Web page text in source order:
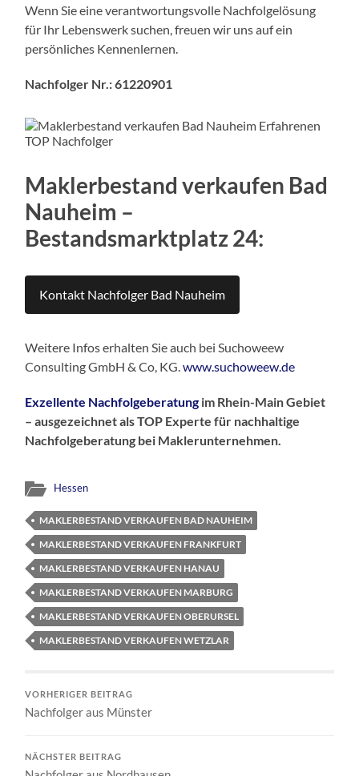
Wenn Sie eine verantwortungsvolle Nachfolgelösung
für Ihr Lebenswerk suchen, freuen wir uns auf ein
persönliches Kennenlernen.
Nachfolger Nr.: 61220901
Maklerbestand verkaufen Bad
Nauheim –
Bestandsmarktplatz 24:
Kontakt Nachfolger Bad Nauheim
Weitere Infos erhalten Sie auch bei Suchoweew
Consulting GmbH & Co, KG.www.suchoweew.de
Exzellente Nachfolgeberatung im Rhein-Main Gebiet
– ausgezeichnet als TOP Experte für nachhaltige
Nachfolgeberatung bei Maklerunternehmen.
Hessen
MAKLERBESTAND VERKAUFEN BAD NAUHEIM
MAKLERBESTAND VERKAUFEN FRANKFURT
MAKLERBESTAND VERKAUFEN HANAU
MAKLERBESTAND VERKAUFEN MARBURG
MAKLERBESTAND VERKAUFEN OBERURSEL
MAKLERBESTAND VERKAUFEN WETZLAR
VORHERIGER BEITRAG
Nachfolger aus Münster
NÄCHSTER BEITRAG